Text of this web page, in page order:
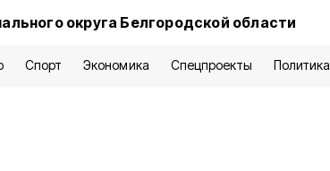
округа Белгородской области
Спорт Экономика Спецпроекты Политика